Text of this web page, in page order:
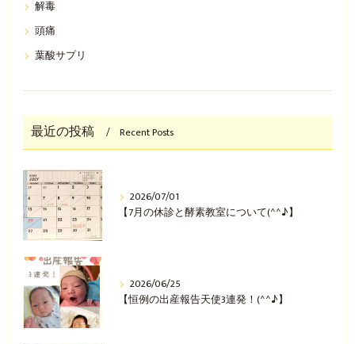
解毒
頭痛
葉酸サプリ
最近の投稿 Recent Posts
2026/07/01
【7月の休診と酵素教室について(^^♪】
2026/06/25
【恒例の出産報告天使3連発！(^^♪】